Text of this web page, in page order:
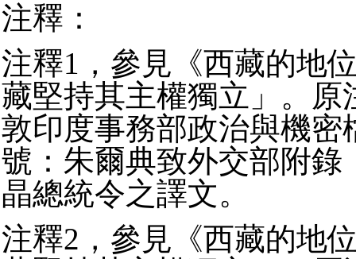
注釋：
注釋1，參見《西藏的地
藏堅持其主權獨立」。原
敦印度事務部政治與機密
號：朱爾典致外交部附錄
晶總統令之譯文。
注釋2，參見《西藏的地